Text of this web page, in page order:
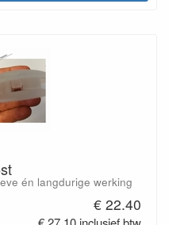
én langdurige werking
€ 22.40